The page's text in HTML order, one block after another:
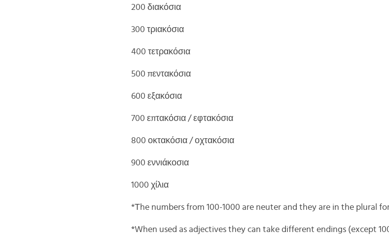
200 διακόσια
300 τριακόσια
400 τετρακόσια
500 πεντακόσια
600 εξακόσια
700 επτακόσια / εφτακόσια
800 οκτακόσια / οχτακόσια
900 εννιάκοσια
1000 χίλια
*Τhe numbers from 100-1000 are neuter and they are in the plural
*When used as adjectives they can take different endings (except